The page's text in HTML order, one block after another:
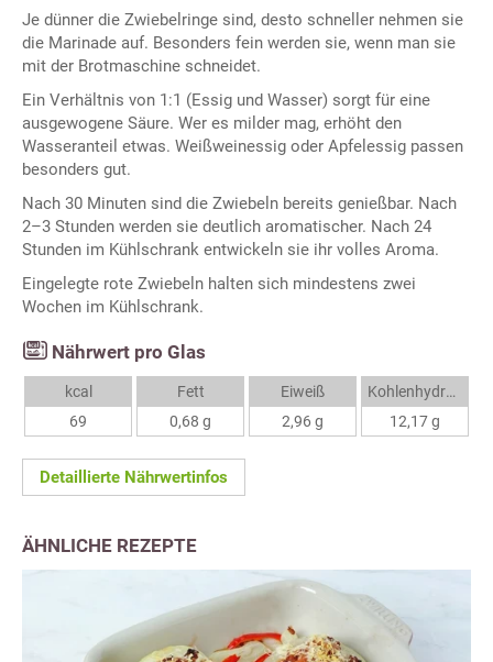
Je dünner die Zwiebelringe sind, desto schneller nehmen sie
die Marinade auf. Besonders fein werden sie, wenn man sie
mit der Brotmaschine schneidet.
Ein Verhältnis von 1:1 (Essig und Wasser) sorgt für eine
ausgewogene Säure. Wer es milder mag, erhöht den
Wasseranteil etwas. Weißweinessig oder Apfelessig passen
besonders gut.
Nach 30 Minuten sind die Zwiebeln bereits genießbar. Nach
2–3 Stunden werden sie deutlich aromatischer. Nach 24
Stunden im Kühlschrank entwickeln sie ihr volles Aroma.
Eingelegte rote Zwiebeln halten sich mindestens zwei
Wochen im Kühlschrank.
Nährwert pro Glas
kcal
69
Fett
0,68 g
Eiweiß
2,96 g
Kohlenhydrate
12,17 g
Detaillierte Nährwertinfos
ÄHNLICHE REZEPTE